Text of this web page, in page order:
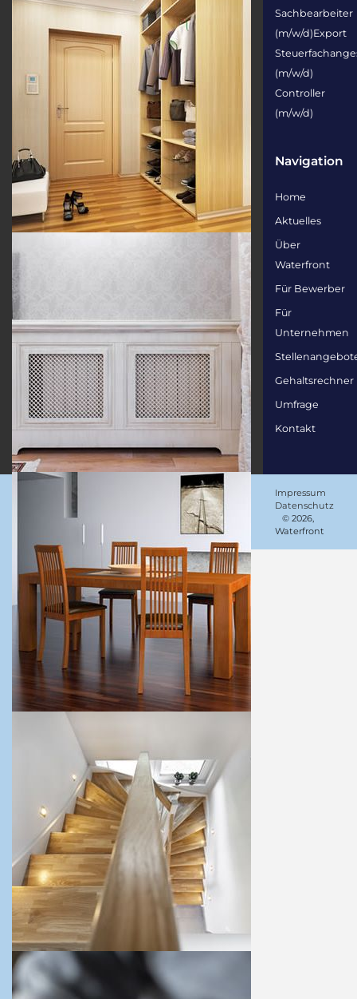
Sachbearbeiter
(m/w/d)Export
(m/w/d)
Controller
(m/w/d)
Navigation
Home
Aktuelles
Über
Waterfront
Für Bewerber
Für
Unternehmen
Gehaltsrechner
Umfrage
Kontakt
Impressum
Datenschutz
© 2026,
Waterfront